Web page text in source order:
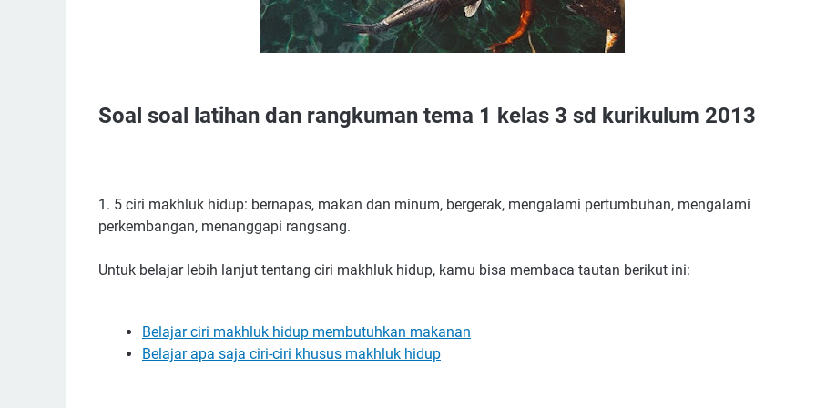
Soal soal latihan dan rangkuman tema 1 kelas 3 sd kurikulum 2013
1. 5 ciri makhluk hidup: bernapas, makan dan minum, bergerak, mengalami pertumbuhan, mengalami
perkembangan, menanggapi rangsang.
Untuk belajar lebih lanjut tentang ciri makhluk hidup, kamu bisa membaca tautan berikut ini:
Belajar ciri makhluk hidup membutuhkan makanan
Belajar apa saja ciri-ciri khusus makhluk hidup